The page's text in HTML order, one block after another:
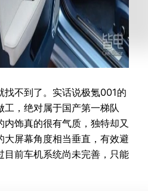
找不到了。实话说极氪001的
工，绝对属于国产第一梯队
内饰真的很有气质，独特却又
屏幕角度相当垂直，有效避
目前车机系统尚未完善，只能